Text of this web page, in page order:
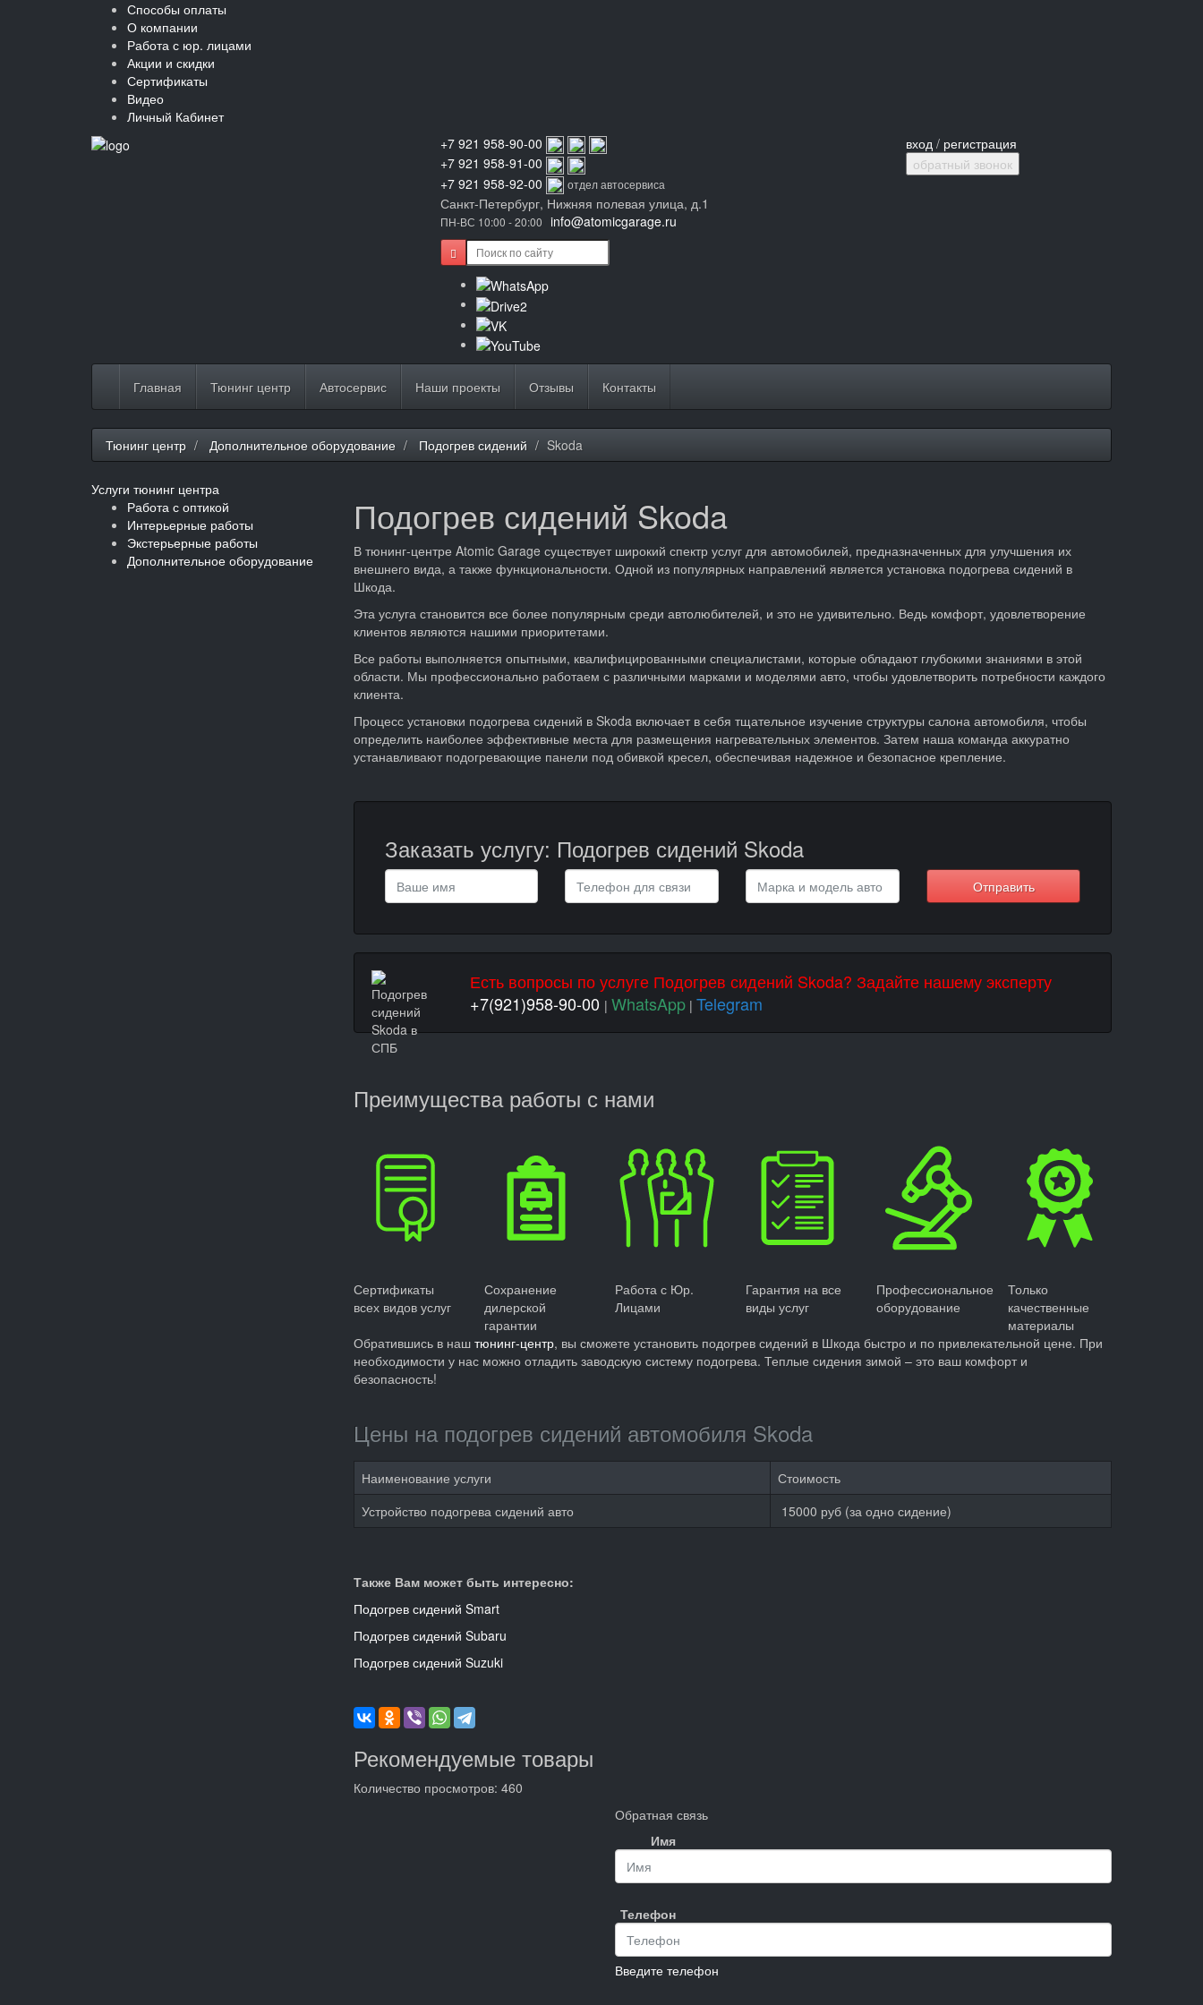
Способы оплаты
О компании
Работа с юр. лицами
Акции и скидки
Сертификаты
Видео
Личный Кабинет
+7 921 958-90-00
+7 921 958-91-00
+7 921 958-92-00
отдел автосервиса
Санкт-Петербург, Нижняя полевая улица, д.1
ПН-ВС 10:00 - 20:00 info@atomicgarage.ru
вход/ регистрация
обратный звонок
Главная Тюнинг центр Автосервис Наши проекты Отзывы Контакты
Тюнинг центр Дополнительное оборудование Подогрев сидений Skoda
Услуги тюнинг центра
Работа с оптикой
Интерьерные работы
Экстерьерные работы
Дополнительное оборудование
Подогрев сидений Skoda
В тюнинг-центре Atomic Garage существует широкий спектр услуг для автомобилей, предназначенных для улучшения их
внешнего вида, а также функциональности. Одной из популярных направлений является установка подогрева сидений в
Шкода.
Эта услуга становится все более популярным среди автолюбителей, и это не удивительно. Ведь комфорт, удовлетворение
клиентов являются нашими приоритетами.
Все работы выполняется опытными, квалифицированными специалистами, которые обладают глубокими знаниями в этой
области. Мы профессионально работаем с различными марками и моделями авто, чтобы удовлетворить потребности каждого
клиента.
Процесс установки подогрева сидений в Skoda включает в себя тщательное изучение структуры салона автомобиля, чтобы
определить наиболее эффективные места для размещения нагревательных элементов. Затем наша команда аккуратно
устанавливают подогревающие панели под обивкой кресел, обеспечивая надежное и безопасное крепление.
Заказать услугу: Подогрев сидений Skoda
Отправить
Есть вопросы по услуге Подогрев сидений Skoda? Задайте нашему эксперту
+7(921)958-90-00 | WhatsApp| Telegram
Преимущества работы с нами
Сертификаты
всех видов услуг
Сохранение
дилерской
гарантии
Работа с Юр.
Лицами
Гарантия на все
виды услуг
Профессиональное
оборудование
Только
качественные
материалы
Обратившись в наш тюнинг-центр, вы сможете установить подогрев сидений в Шкода быстро и по привлекательной цене. При
необходимости у нас можно отладить заводскую систему подогрева. Теплые сидения зимой – это ваш комфорт и
безопасность!
Цены на подогрев сидений автомобиля Skoda
Наименование услуги
Стоимость
Устройство подогрева сидений авто
15000 руб (за одно сидение)
Также Вам может быть интересно:
Подогрев сидений Smart
Подогрев сидений Subaru
Подогрев сидений Suzuki
Рекомендуемые товары
Количество просмотров: 460
Обратная связь
Имя
Телефон
Введите телефон